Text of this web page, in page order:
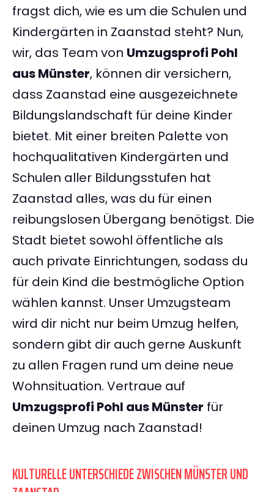
fragst dich, wie es um die Schulen und
Kindergärten in Zaanstad steht? Nun,
wir, das Team von Umzugsprofi Pohl
aus Münster, können dir versichern,
dass Zaanstad eine ausgezeichnete
Bildungslandschaft für deine Kinder
bietet. Mit einer breiten Palette von
hochqualitativen Kindergärten und
Schulen aller Bildungsstufen hat
Zaanstad alles, was du für einen
reibungslosen Übergang benötigst. Die
Stadt bietet sowohl öffentliche als
auch private Einrichtungen, sodass du
für dein Kind die bestmögliche Option
wählen kannst. Unser Umzugsteam
wird dir nicht nur beim Umzug helfen,
sondern gibt dir auch gerne Auskunft
zu allen Fragen rund um deine neue
Wohnsituation. Vertraue auf
Umzugsprofi Pohl aus Münster für
deinen Umzug nach Zaanstad!
KULTURELLE UNTERSCHIEDE ZWISCHEN MÜNSTER UND